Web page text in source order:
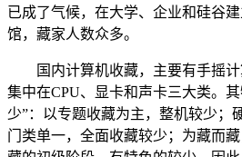
已成了气候，在大学、企业和硅谷
馆，藏家人数众多。
国内计算机收藏，主要有手摇
集中在CPU、显卡和声卡三大类。
少”：以专题收藏为主，整机较少；
门类单一，全面收藏较少；为藏而